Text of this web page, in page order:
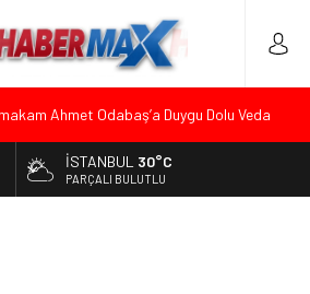
Ahmet Odabaş’a Duygu Dolu Veda
TBMM’ye Sunulan Yasa Teklifine
Hukuk Anlayışının Gerisine
İSTANBUL 30°C
PARÇALI BULUTLU